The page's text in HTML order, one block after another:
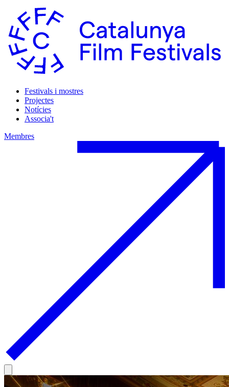
Festivals i mostres
Projectes
Notícies
Associa't
Membres